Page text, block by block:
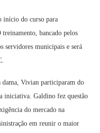
início do curso para
bancado pelos
servidores municipais e será
Vivian participaram do
iniciativa. Galdino fez questão
do mercado na
em reunir o maior